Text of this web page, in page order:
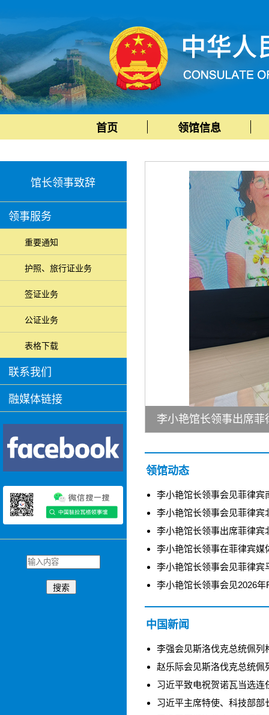
首页 领馆信息
馆长领事致辞
领事服务
重要通知
护照、旅行证业务
签证业务
公证业务
表格下载
联系我们
融媒体链接
搜索
领馆动态
李小艳馆长领事会见菲律宾
李小艳馆长领事会见菲律宾
李小艳馆长领事出席菲律宾
李小艳馆长领事在菲律宾媒
李小艳馆长领事会见菲律宾
李小艳馆长领事会见2026
中国新闻
李强会见斯洛伐克总统佩列
赵乐际会见斯洛伐克总统佩
习近平致电祝贺诺瓦当选连
习近平主席特使、科技部部